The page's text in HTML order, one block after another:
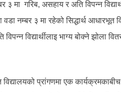
मा गरिब, असहाय र अति विपन्न
नम्बर ३ मा रहेको सिद्धार्थ
विद्यार्थीलाइ भाग्य बोक्ने झोला
विद्यालयको प्रांगणमा एक